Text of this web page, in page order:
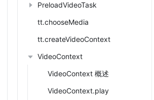
PreloadVideoTask
tt.chooseMedia
tt.createVideoContext
VideoContext
VideoContext 概述
VideoContext.play